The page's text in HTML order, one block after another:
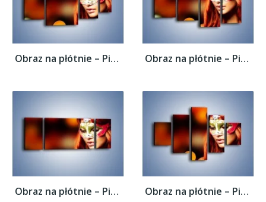
Obraz na płótnie – Piękna kobieta w masce... Obraz na płótnie – Piękna kobieta w masce...
Obraz na płótnie – Piękna kobieta w masce... Obraz na płótnie – Piękna kobieta w masce...